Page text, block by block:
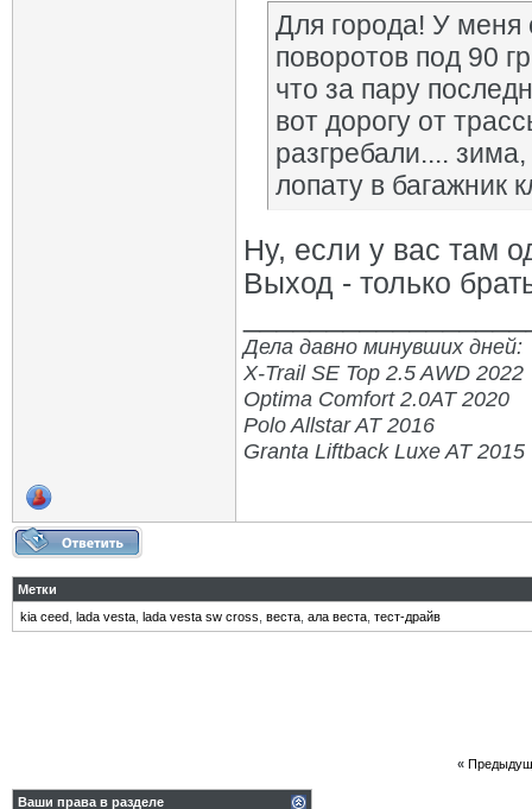
Для города! У меня
поворотов под 90
что за пару
вот дорогу от
разгребали....
лопату в багажник
Ну, если у вас там
Выход - только
Дела давно минувших дней:
X-Trail SE Top 2.5 AWD 2022
Optima Comfort 2.0AT 2020
Polo Allstar AT 2016
Granta Liftback Luxe AT 2015
Метки
kia ceed lada vesta lada vesta sw cross веста ала веста тест-драйв
«
Ваши права в разделе